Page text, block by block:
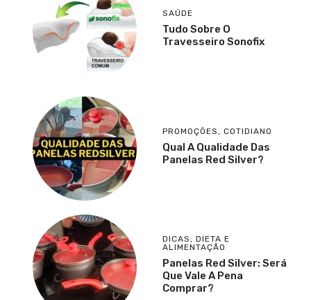
SAÚDE
Tudo Sobre O
Travesseiro Sonofix
PROMOÇÕES, COTIDIANO
Qual A Qualidade Das
Panelas Red Silver?
DICAS, DIETA E
ALIMENTAÇÃO
Panelas Red Silver: Será
Que Vale A Pena
Comprar?